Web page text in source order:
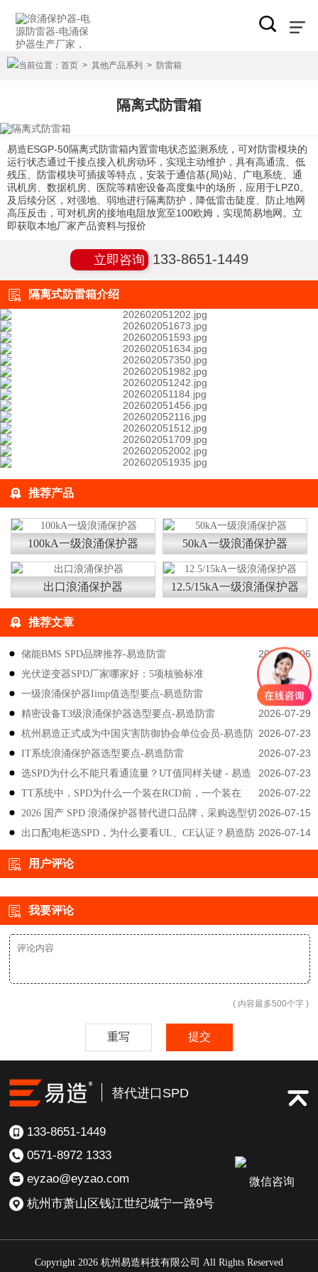
当前位置： 首页 > 其他产品系列 > 防雷箱
隔离式防雷箱
易造ESGP-50隔离式防雷箱内置雷电状态监测系统，可对防雷模块的
运行状态通过干接点接入机房动环，实现主动维护，具有高通流、低
残压、防雷模块可插拔等特点，安装于通信基(局)站、广电系统、通
讯机房、数据机房、医院等精密设备高度集中的场所，应用于LPZ0。
及后续分区，对强地、弱地进行隔离防护，降低雷击陡度、防止地网
高压反击，可对机房的接地电阻放宽至100欧姆，实现简易地网。立
即获取本地厂家产品资料与报价
立即咨询 133-8651-1449
隔离式防雷箱介绍
推荐产品
100kA一级浪涌保护器 50kA一级浪涌保护器
出口浪涌保护器 12.5/15kA一级浪涌保护器
推荐文章
2026-08-06
储能BMS SPD品牌推荐-易造防雷
2026-08-05
光伏逆变器SPD厂家哪家好：5项核验标准
2026-07-29
一级浪涌保护器Iimp值选型要点-易造防雷
2026-07-29
精密设备T3级浪涌保护器选型要点-易造防雷
2026-07-23
杭州易造正式成为中国灾害防御协会单位会员-易造防
雷
2026-07-23
IT系统浪涌保护器选型要点-易造防雷
2026-07-23
选SPD为什么不能只看通流量？UT值同样关键 - 易造
防雷
2026-07-22
TT系统中，SPD为什么一个装在RCD前，一个装在
后？-易造防雷
2026-07-15
2026 国产 SPD 浪涌保护器替代进口品牌，采购选型切
勿只对比价格-易造防雷
2026-07-14
出口配电柜选SPD，为什么要看UL、CE认证？易造防
雷技术解答
用户评论
我要评论
( 内容最多500个字 )
重写 提交
替代进口SPD
133-8651-1449
0571-8972 1333
eyzao@eyzao.com
杭州市萧山区钱江世纪城宁一路9号
微信咨询
Copyright 2026 杭州易造科技有限公司 All Rights Reserved